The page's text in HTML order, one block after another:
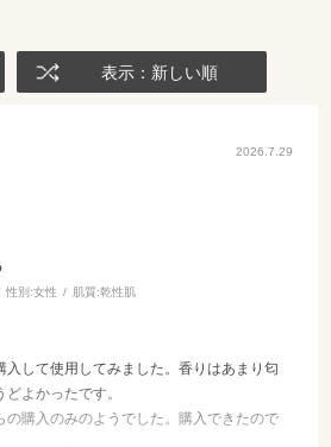
表示：新しい順
2026.7.29
性別:女性 肌質:乾性肌
入して使用してみました。香りはあまり匂
よかったです。
の購入のみのようでした。購入できたので